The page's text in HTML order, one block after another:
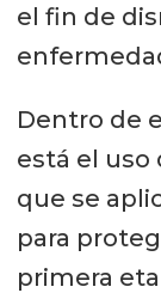
el fin de
Dentro de
está el uso
que se
para
primera